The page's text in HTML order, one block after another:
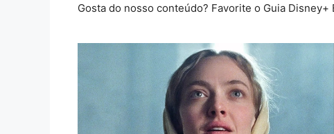
Gosta do nosso conteúdo? Favorite o Guia Disney+